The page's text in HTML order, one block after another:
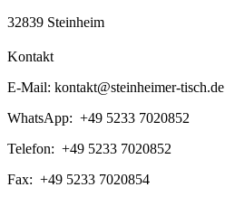
32839 Steinheim
Kontakt
E-Mail: kontakt@steinheimer-tisch.de
WhatsApp: +49 5233 7020852
Telefon: +49 5233 7020852
Fax: +49 5233 7020854